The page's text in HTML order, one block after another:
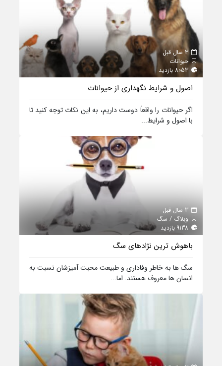
حیوانات
اصول و شرایط نگهداری از حیوانات
اگر حیوانات را واقعاً دوست داریم، به این نکات توجه کنید تا
با اصول و شرایط...
وبلاگ / سگ
باهوش ترین نژادهای سگ
سگ ها به خاطر وفاداری و طبیعت محبت آمیزشان نسبت به
انسان ها معروف هستند. اما...